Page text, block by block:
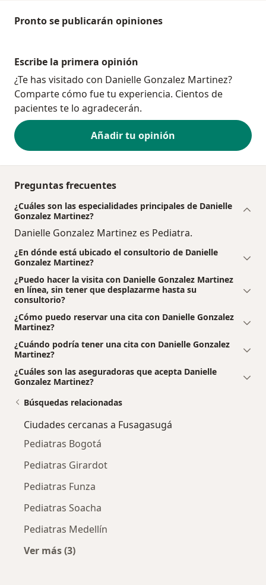
Pronto se publicarán opiniones
Escribe la primera opinión
¿Te has visitado con Danielle Gonzalez Martinez?
Comparte cómo fue tu experiencia. Cientos de
pacientes te lo agradecerán.
Añadir tu opinión
Preguntas frecuentes
¿Cuáles son las especialidades principales de Danielle
Gonzalez Martinez?
Danielle Gonzalez Martinez es Pediatra.
¿En dónde está ubicado el consultorio de Danielle
Gonzalez Martinez?
¿Puedo hacer la visita con Danielle Gonzalez Martinez
en línea, sin tener que desplazarme hasta su
consultorio?
¿Cómo puedo reservar una cita con Danielle Gonzalez
Martinez?
¿Cuándo podría tener una cita con Danielle Gonzalez
Martinez?
¿Cuáles son las aseguradoras que acepta Danielle
Gonzalez Martinez?
Búsquedas relacionadas
Ciudades cercanas a Fusagasugá
Pediatras Bogotá
Pediatras Girardot
Pediatras Funza
Pediatras Soacha
Pediatras Medellín
Ver más (3)